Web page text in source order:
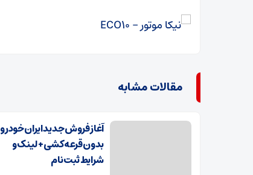
مقالات مشابه
آغاز فروش جدید ایران خودرو
بدون قرعه کشی + لینک و
شرایط ثبت نام